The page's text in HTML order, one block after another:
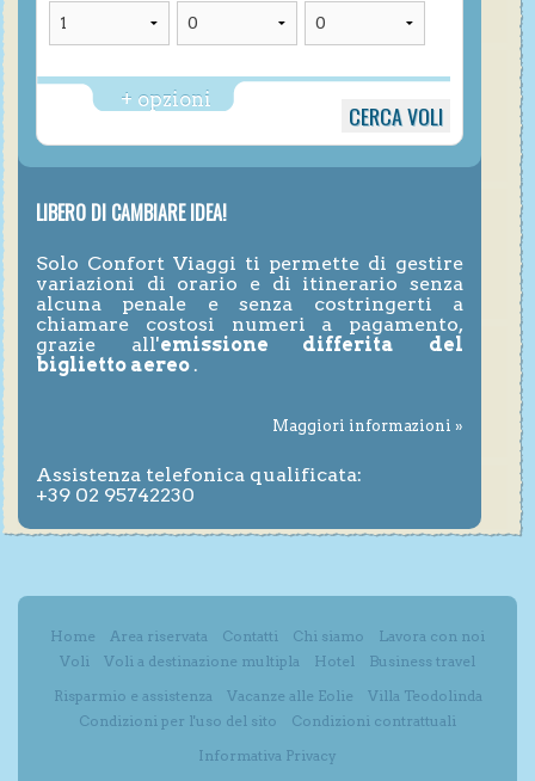
+ opzioni
LIBERO DI CAMBIARE IDEA!
Solo Confort Viaggi ti permette di gestire
variazioni di orario e di itinerario senza
alcuna penale e senza costringerti a
chiamare costosi numeri a pagamento,
grazie all'emissione differita del
biglietto aereo .
Maggiori informazioni »
Assistenza telefonica qualificata:
+39 02 95742230
Home Area riservata Contatti Chi siamo
Lavora con noi
Voli
Voli a destinazione multipla Hotel
Business travel
Risparmio e assistenza
Vacanze alle Eolie
Villa Teodolinda
Condizioni per l'uso del sito
Condizioni contrattuali
Informativa Privacy